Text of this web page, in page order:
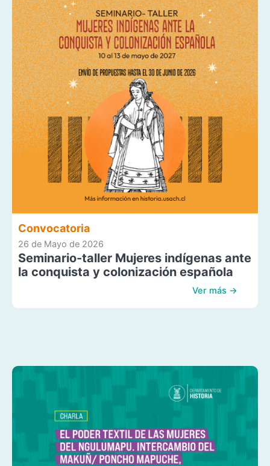
Convocatoria
26 de Mayo de 2026
Seminario-taller Mujeres indígenas ante
la conquista y colonización española
Ver más →